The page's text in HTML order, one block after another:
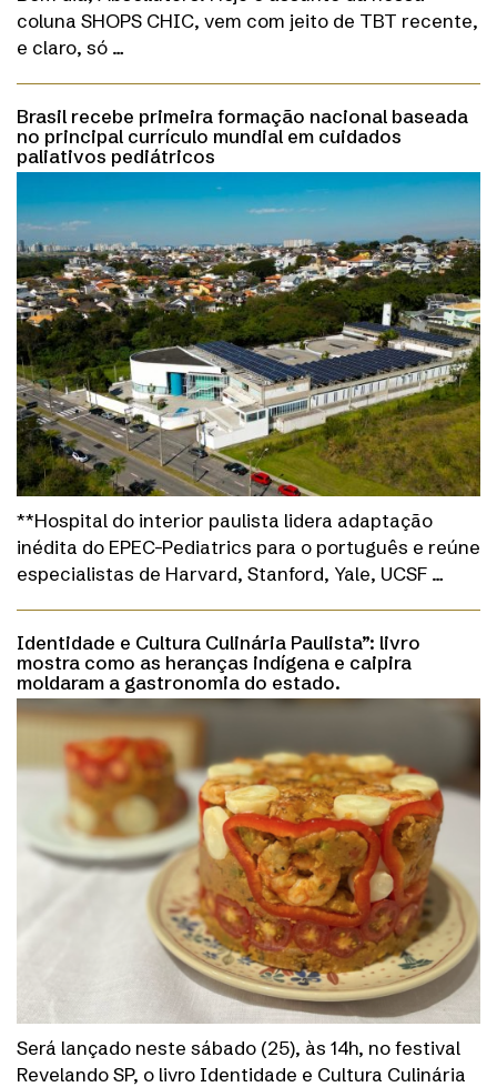
coluna SHOPS CHIC, vem com jeito de TBT recente,
e claro, só …
Brasil recebe primeira formação nacional baseada
no principal currículo mundial em cuidados
paliativos pediátricos
**Hospital do interior paulista lidera adaptação
inédita do EPEC-Pediatrics para o português e reúne
especialistas de Harvard, Stanford, Yale, UCSF …
Identidade e Cultura Culinária Paulista”: livro
mostra como as heranças indígena e caipira
moldaram a gastronomia do estado.
Será lançado neste sábado (25), às 14h, no festival
Revelando SP, o livro Identidade e Cultura Culinária